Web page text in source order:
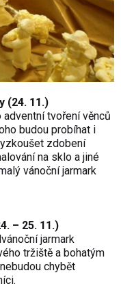
(24. 11.)
tvoření věnců
budou probíhat i
zdobení
na sklo a jiné
vánoční jarmark
– 25. 11.)
jarmark
tržiště a bohatým
chybět